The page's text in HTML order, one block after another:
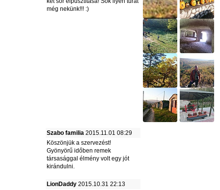
még nekünk!!! :)
Szabo familia 2015.11.01 08:29
Köszönjük a szervezést!
Gyönyörű időben remek
társasággal élmény volt egy jót
kirándulni.
LionDaddy 2015.10.31 22:13